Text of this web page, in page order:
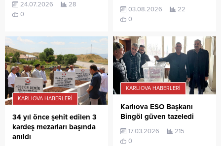
24.07.2026
28
0
03.08.2026
22
0
KARLIOVA HABERLERI
34 yıl önce şehit edilen 3
kardeş mezarları başında
anıldı
KARLIOVA HABERLERI
Karlıova ESO Başkanı
Bingöl güven tazeledi
17.03.2026
215
0